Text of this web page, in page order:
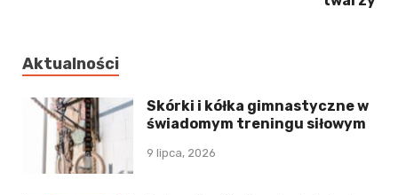
Aktualności
Skórki i kółka gimnastyczne w
świadomym treningu siłowym
9 lipca, 2026